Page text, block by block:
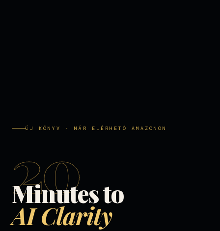
ÚJ KÖNYV · MÁR ELÉRHETŐ AMAZONON
20
Minutes to
AI Clarity